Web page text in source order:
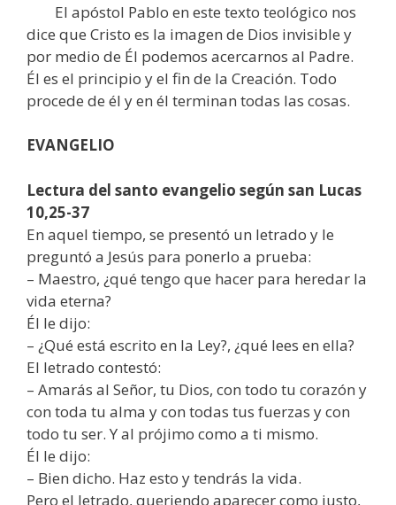
El apóstol Pablo en este texto teológico nos
dice que Cristo es la imagen de Dios invisible y
por medio de Él podemos acercarnos al Padre.
Él es el principio y el fin de la Creación. Todo
procede de él y en él terminan todas las cosas.
EVANGELIO
Lectura del santo evangelio según san Lucas
10,25-37
En aquel tiempo, se presentó un letrado y le
preguntó a Jesús para ponerlo a prueba:
– Maestro, ¿qué tengo que hacer para heredar la
vida eterna?
Él le dijo:
– ¿Qué está escrito en la Ley?, ¿qué lees en ella?
El letrado contestó:
– Amarás al Señor, tu Dios, con todo tu corazón y
con toda tu alma y con todas tus fuerzas y con
todo tu ser. Y al prójimo como a ti mismo.
Él le dijo:
– Bien dicho. Haz esto y tendrás la vida.
Pero el letrado, queriendo aparecer como justo,